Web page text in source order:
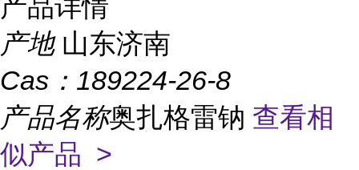
产品详情
产地 山东济南
Cas： 189224-26-8
产品名称奥扎格雷钠 查看相
似产品 >